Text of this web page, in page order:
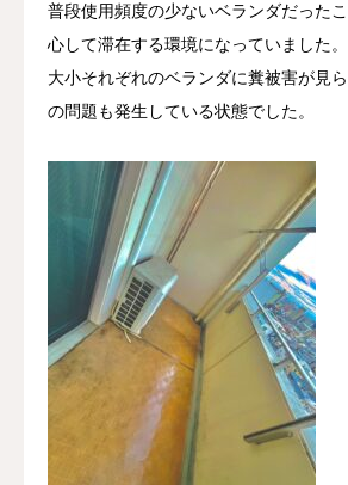
普段使用頻度の少ないベランダだった
心して滞在する環境になっていました。
大小それぞれのベランダに糞被害が見
の問題も発生している状態でした。